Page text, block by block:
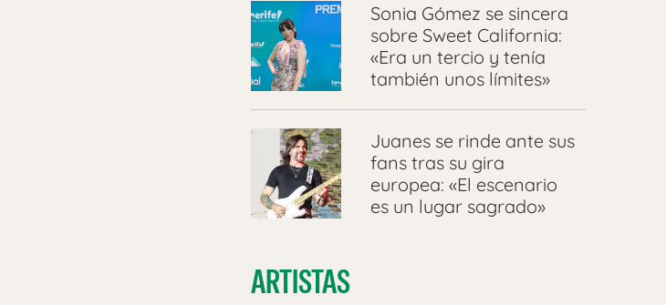
Sonia Gómez se sincera
sobre Sweet California:
«Era un tercio y tenía
también unos límites»
Juanes se rinde ante sus
fans tras su gira
europea: «El escenario
es un lugar sagrado»
ARTISTAS